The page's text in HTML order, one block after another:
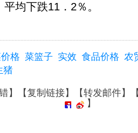
均下跌11．2％。
格 菜篮子 实效 食品价格 农
猪
】【复制链接】【转发邮件】
】